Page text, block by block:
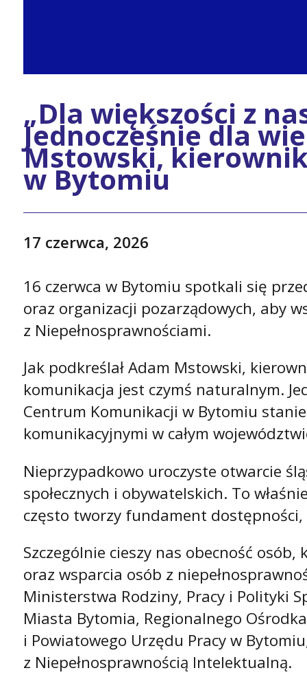
„Dla większości z
Jednocześnie dla
Mstowski,
w Bytomiu
17 czerwca, 2026
16 czerwca w Bytomiu spotkali się
oraz organizacji pozarządowych, aby
z Niepełnosprawnościami.
Jak podkreślał Adam Mstowski,
komunikacja jest czymś naturalnym.
Centrum Komunikacji w Bytomiu
komunikacyjnymi w całym
Nieprzypadkowo uroczyste otwarcie
społecznych i obywatelskich. To
często tworzy fundament dostępności,
Szczególnie cieszy nas obecność
oraz wsparcia osób z
Ministerstwa Rodziny, Pracy i Polityki
Miasta Bytomia, Regionalnego
i Powiatowego Urzędu Pracy w
z Niepełnosprawnością Intelektualną.